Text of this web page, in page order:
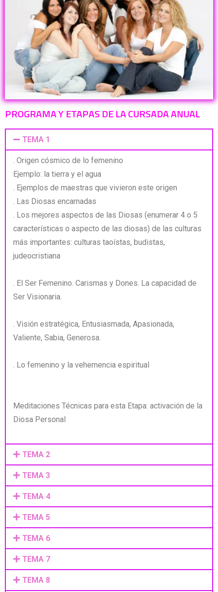
PROGRAMA Y ETAPAS DE LA CURSADA ANUAL
TEMA 1
. Origen cósmico de lo femenino
Ejemplo: la tierra y el agua
. Ejemplos de maestras que vivieron este origen
. Las Diosas encarnadas
. Los mejores aspectos de las Diosas (enumerar 4 o 5
características o aspecto de las diosas) de las culturas
más importantes: culturas taoístas, budistas,
judeocristiana
. El Ser Femenino. Carismas y Dones. La capacidad de
Ser Visionaria.
. Visión estratégica, Entusiasmada, Apasionada,
Valiente, Sabia, Generosa.
. Lo femenino y la vehemencia espiritual
Meditaciones Técnicas para esta Etapa: activación de la
Diosa Personal
TEMA 2
TEMA 3
TEMA 4
TEMA 5
TEMA 6
TEMA 7
TEMA 8